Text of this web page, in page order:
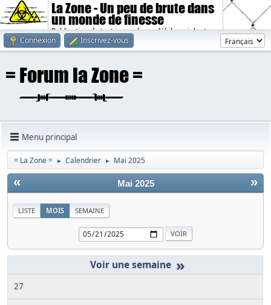
La Zone - Un peu de brute dans
un monde de finesse
Publication de textes sombres, débiles, violents.
Connexion
Inscrivez-vous
Menu principal
= La Zone = ► Calendrier ► Mai 2025
« »
Mai 2025
LISTE MOIS SEMAINE
»
27